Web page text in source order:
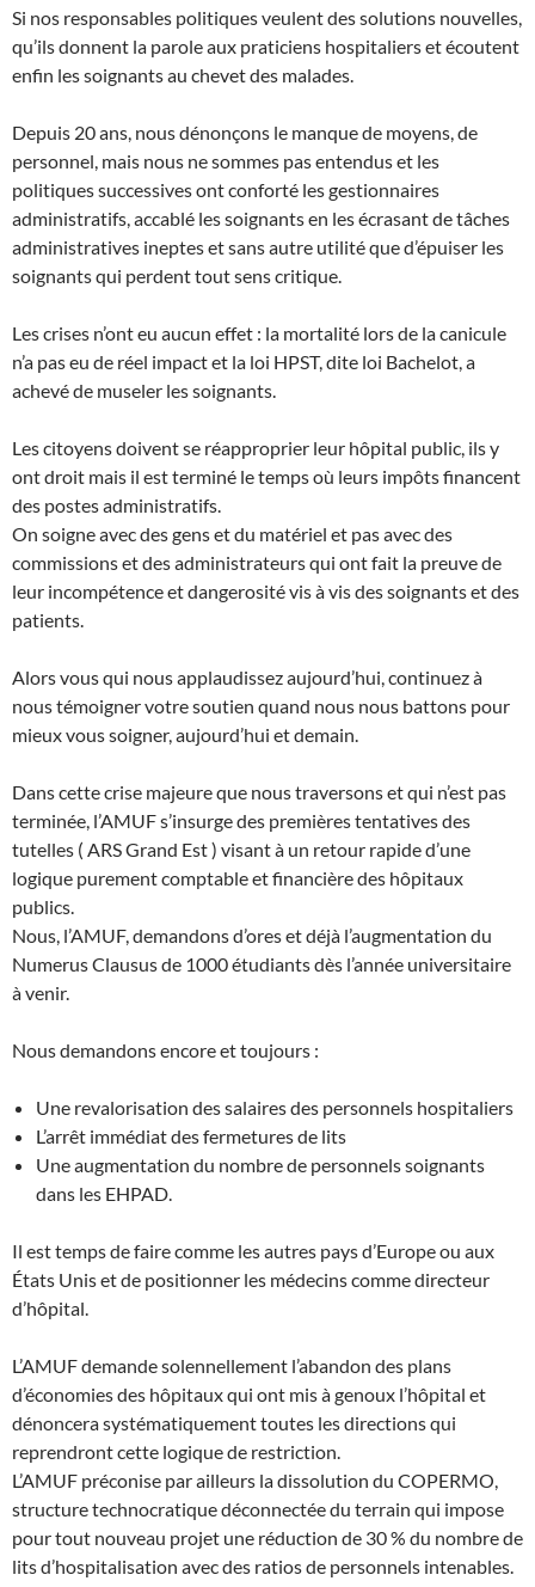
Si nos responsables politiques veulent des solutions nouvelles,
qu’ils donnent la parole aux praticiens hospitaliers et écoutent
enfin les soignants au chevet des malades.
Depuis 20 ans, nous dénonçons le manque de moyens, de
personnel, mais nous ne sommes pas entendus et les
politiques successives ont conforté les gestionnaires
administratifs, accablé les soignants en les écrasant de tâches
administratives ineptes et sans autre utilité que d’épuiser les
soignants qui perdent tout sens critique.
Les crises n’ont eu aucun effet : la mortalité lors de la canicule
n’a pas eu de réel impact et la loi HPST, dite loi Bachelot, a
achevé de museler les soignants.
Les citoyens doivent se réapproprier leur hôpital public, ils y
ont droit mais il est terminé le temps où leurs impôts financent
des postes administratifs.
On soigne avec des gens et du matériel et pas avec des
commissions et des administrateurs qui ont fait la preuve de
leur incompétence et dangerosité vis à vis des soignants et des
patients.
Alors vous qui nous applaudissez aujourd’hui, continuez à
nous témoigner votre soutien quand nous nous battons pour
mieux vous soigner, aujourd’hui et demain.
Dans cette crise majeure que nous traversons et qui n’est pas
terminée, l’AMUF s’insurge des premières tentatives des
tutelles ( ARS Grand Est ) visant à un retour rapide d’une
logique purement comptable et financière des hôpitaux
publics.
Nous, l’AMUF, demandons d’ores et déjà l’augmentation du
Numerus Clausus de 1000 étudiants dès l’année universitaire
à venir.
Nous demandons encore et toujours :
Une revalorisation des salaires des personnels hospitaliers
L’arrêt immédiat des fermetures de lits
Une augmentation du nombre de personnels soignants
dans les EHPAD.
Il est temps de faire comme les autres pays d’Europe ou aux
États Unis et de positionner les médecins comme directeur
d’hôpital.
L’AMUF demande solennellement l’abandon des plans
d’économies des hôpitaux qui ont mis à genoux l’hôpital et
dénoncera systématiquement toutes les directions qui
reprendront cette logique de restriction.
L’AMUF préconise par ailleurs la dissolution du COPERMO,
structure technocratique déconnectée du terrain qui impose
pour tout nouveau projet une réduction de 30 % du nombre de
lits d’hospitalisation avec des ratios de personnels intenables.